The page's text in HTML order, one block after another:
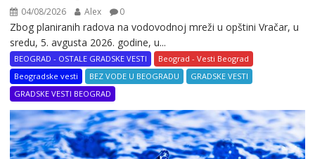
04/08/2026 Alex 0
Zbog planiranih radova na vodovodnoj mreži u opštini Vračar, u
sredu, 5. avgusta 2026. godine, u...
BEOGRAD - OSTALE GRADSKE VESTI
Beograd - Vesti Beograd
Beogradske vesti
BEZ VODE U BEOGRADU
GRADSKE VESTI
GRADSKE VESTI BEOGRAD